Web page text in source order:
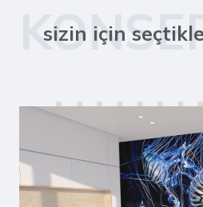
sizin için